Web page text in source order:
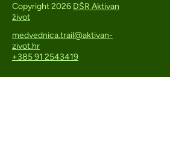
Copyright 2026 DŠR Aktivan
život
medvednica.trail@aktivan-
zivot.hr
+385 91 2543419